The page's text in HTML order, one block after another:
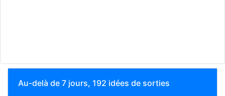
Au-delà de 7 jours, 192 idées de sorties